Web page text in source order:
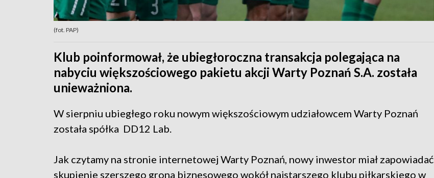
(fot. PAP)
Klub poinformował, że ubiegłoroczna transakcja polegająca na
nabyciu większościowego pakietu akcji Warty Poznań S.A. została
unieważniona.
W sierpniu ubiegłego roku nowym większościowym udziałowcem Warty Poznań
została spółka DD12 Lab.
Jak czytamy na stronie internetowej Warty Poznań, nowy inwestor miał zapowiadać
skupienie szerszego grona biznesowego wokół najstarszego klubu piłkarskiego w